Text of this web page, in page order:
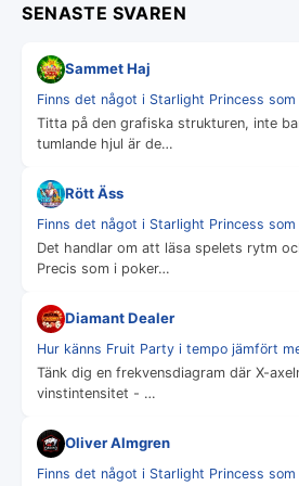
SENASTE SVAREN
Sammet Haj
Finns det något i Starlight Princess
Titta på den grafiska strukturen, inte
tumlande hjul är de…
Rött Äss
Finns det något i Starlight Princess
Det handlar om att läsa spelets rytm
Precis som i poker…
Diamant Dealer
Hur känns Fruit Party i tempo jämfört
Tänk dig en frekvensdiagram där X-
vinstintensitet - …
Oliver Almgren
Finns det något i Starlight Princess